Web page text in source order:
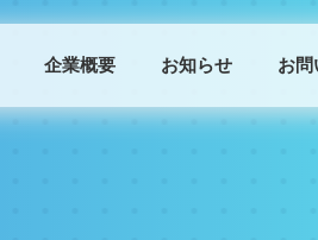
企業概要 お知らせ お問